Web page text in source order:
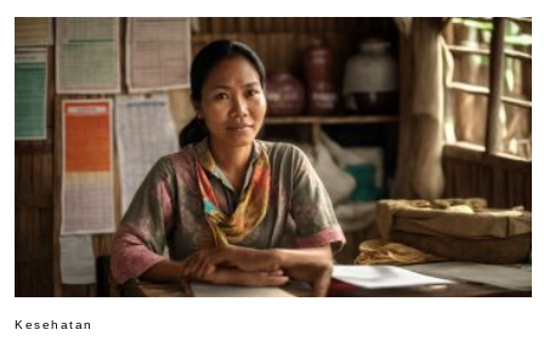
Kesehatan